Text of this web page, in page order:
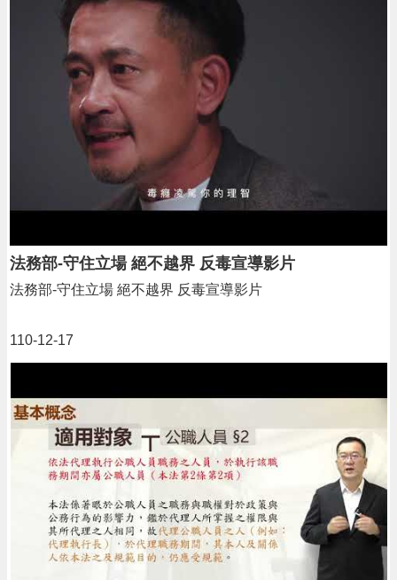
法務部-守住立場 絕不越界 反毒宣導影片
110-12-17
法務部-守住立場 絕不越界 反毒宣導影片